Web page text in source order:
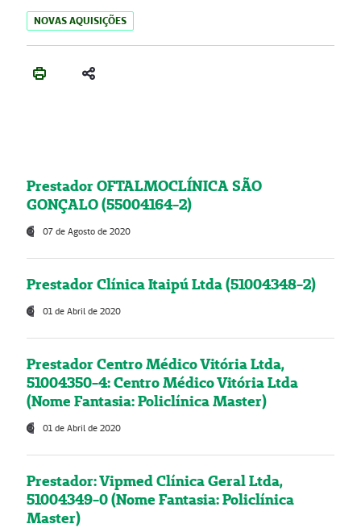
NOVAS AQUISIÇÕES
Prestador OFTALMOCLÍNICA SÃO
GONÇALO (55004164-2)
07 de Agosto de 2020
Prestador Clínica Itaipú Ltda (51004348-2)
01 de Abril de 2020
Prestador Centro Médico Vitória Ltda,
51004350-4: Centro Médico Vitória Ltda
(Nome Fantasia: Policlínica Master)
01 de Abril de 2020
Prestador: Vipmed Clínica Geral Ltda,
51004349-0 (Nome Fantasia: Policlínica
Master)